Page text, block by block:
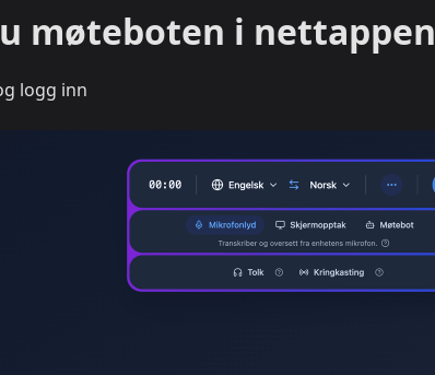
møteboten i nettappen
logg inn